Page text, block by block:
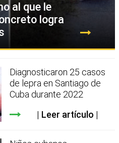
al que le
logra
Diagnosticaron 25 casos
de lepra en Santiago de
Cuba durante 2022
Leer artículo